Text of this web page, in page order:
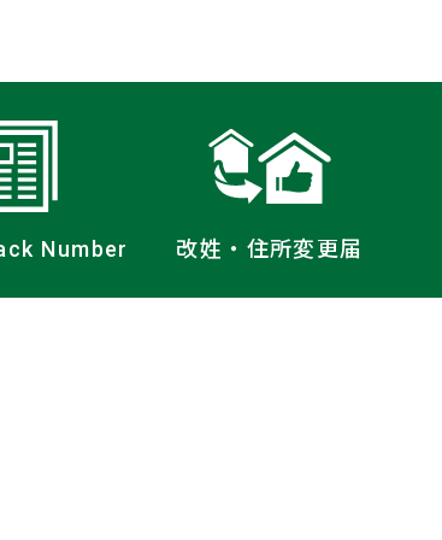
Number 改姓・住所変更届